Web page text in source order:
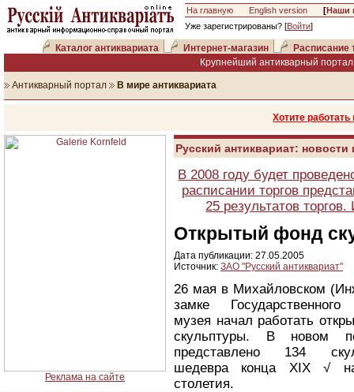
На главную English version [Наши
Уже зарегистрированы? [Войти]
Каталог антиквариата Интернет-магазин
Расписание
Крупнейший антикварный
Антикварный портал В мире антиквариата
Хотите
Реклама на сайте
Русский антиквариат:
В 2008 году будет
расписании торгов
25 результатов
Открытый фонд
Дата публикации: 27.05.2005
Источник: ЗАО "Русский антиквариат"
26 мая в Михайловском
замке Государственного
музея начал работать
скульптуры. В новом
представлено 134
шедевра конца XIX √
столетия.